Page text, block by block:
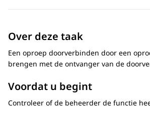
Over deze taak
Een oproep doorverbinden door een
brengen met de ontvanger van de
Voordat u begint
Controleer of de beheerder de functie